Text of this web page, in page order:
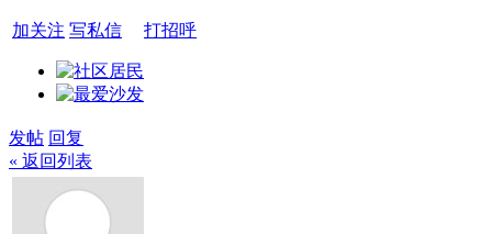
加关注 写私信 打招呼
发帖 回复
« 返回列表